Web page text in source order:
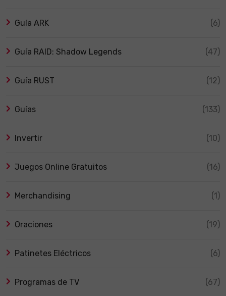
Guía ARK (6)
Guía RAID: Shadow Legends (47)
Guía RUST (12)
Guías (133)
Invertir (10)
Juegos Online Gratuitos (16)
Merchandising (1)
Oraciones (19)
Patinetes Eléctricos (6)
Programas de TV (67)